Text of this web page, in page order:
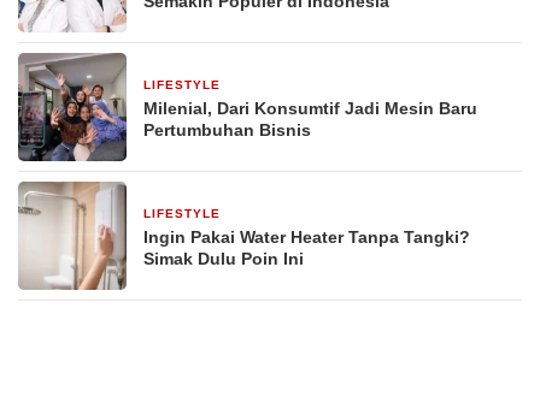
LIFESTYLE
Milenial, Dari Konsumtif Jadi Mesin Baru
Pertumbuhan Bisnis
LIFESTYLE
Ingin Pakai Water Heater Tanpa Tangki?
Simak Dulu Poin Ini